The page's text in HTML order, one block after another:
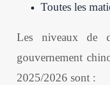
Toutes les
Les niveaux de
gouvernement
2025/2026 sont :